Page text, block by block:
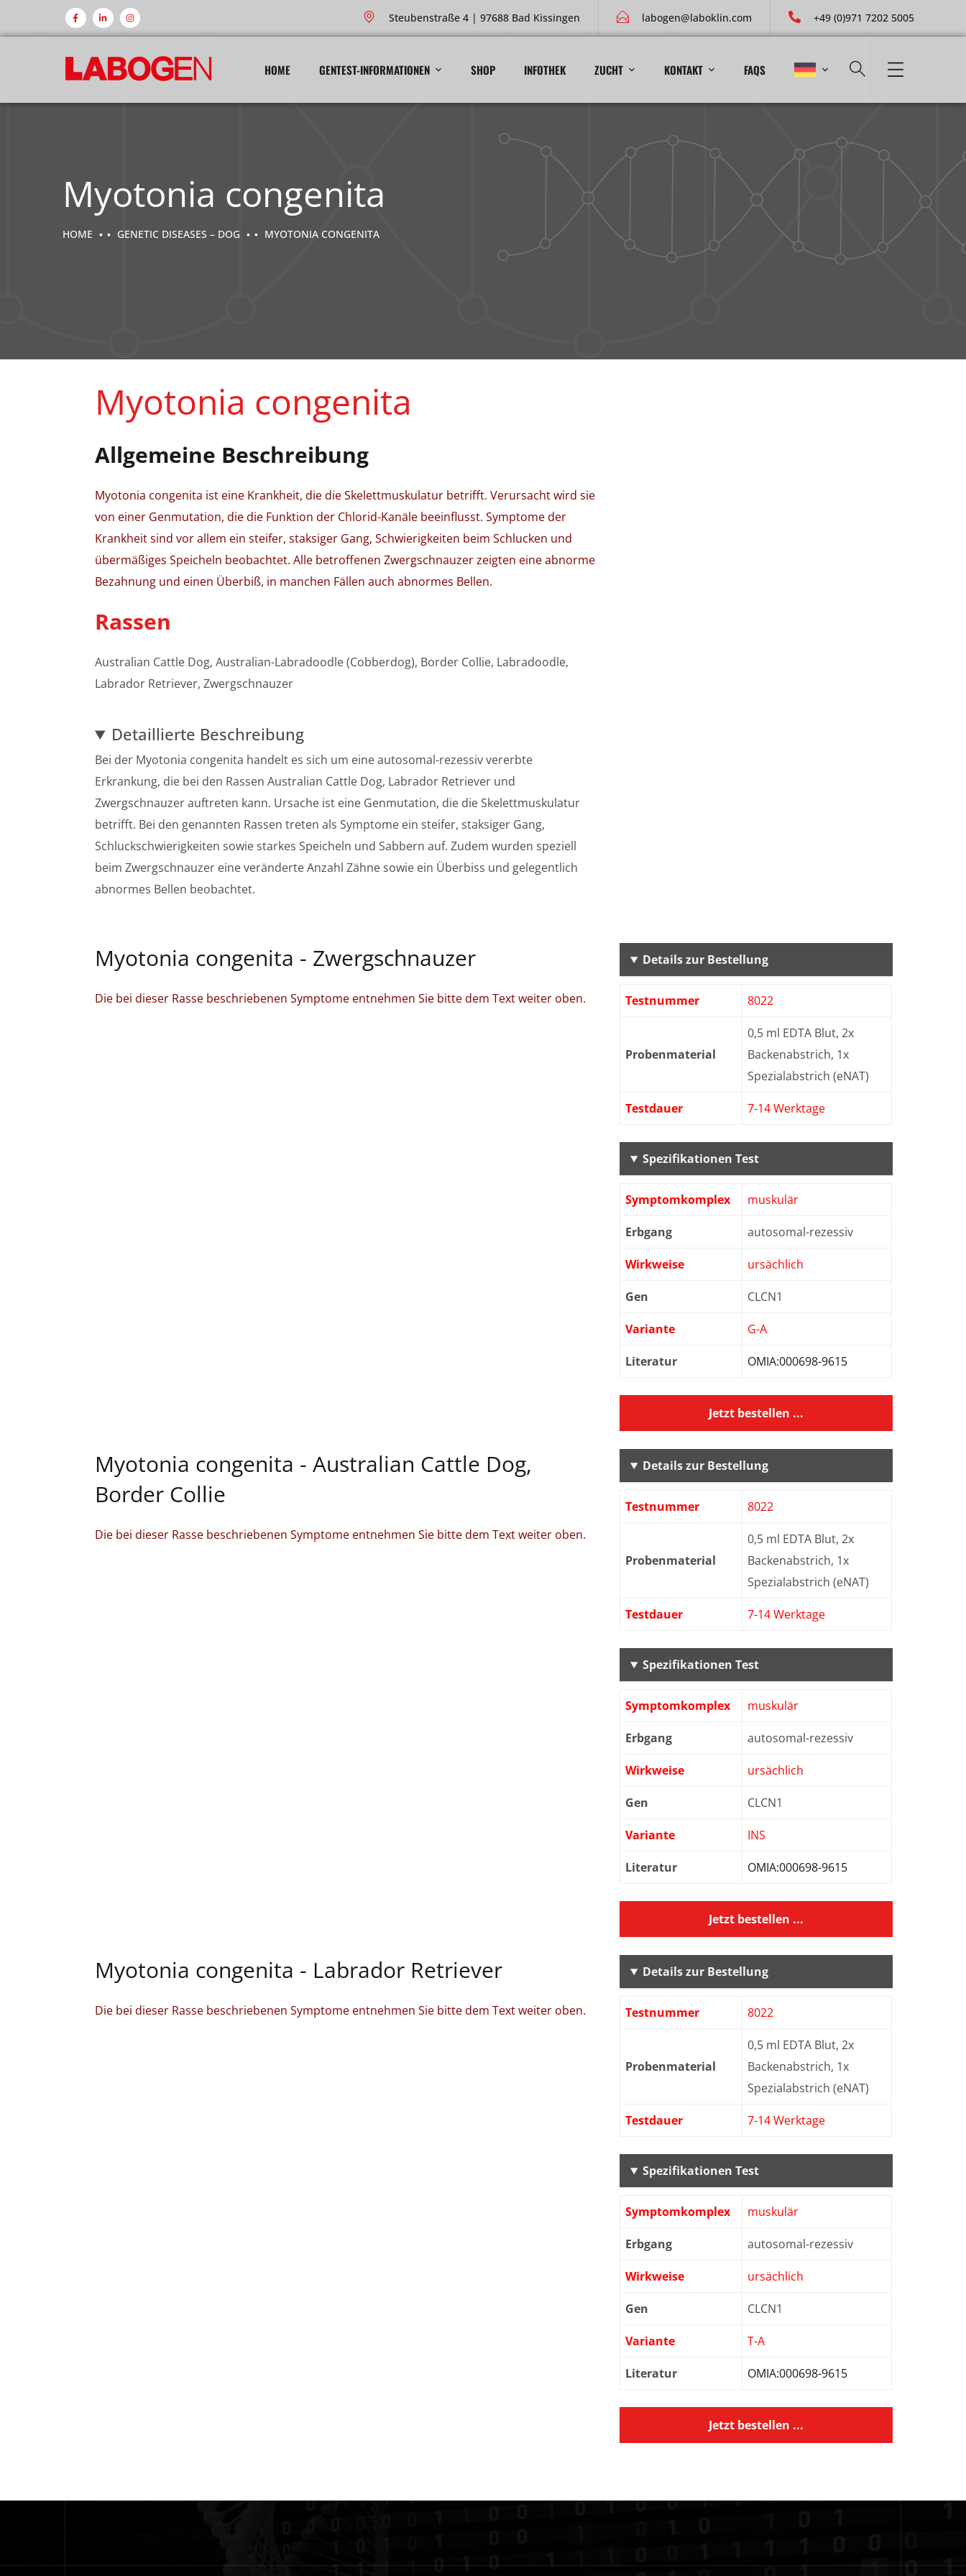
Steubenstraße 4 | 97688 Bad Kissingen labogen@laboklin.com +49 (0)971 7202 5005
HOME GENTEST-INFORMATIONEN SHOP INFOTHEK ZUCHT KONTAKT FAQS
Myotonia congenita
HOME GENETIC DISEASES – DOG MYOTONIA CONGENITA
Myotonia congenita
Allgemeine Beschreibung
Myotonia congenita ist eine Krankheit, die die Skelettmuskulatur betrifft. Verursacht wird sie
von einer Genmutation, die die Funktion der Chlorid-Kanäle beeinflusst. Symptome der
Krankheit sind vor allem ein steifer, staksiger Gang, Schwierigkeiten beim Schlucken und
übermäßiges Speicheln beobachtet. Alle betroffenen Zwergschnauzer zeigten eine abnorme
Bezahnung und einen Überbiß, in manchen Fällen auch abnormes Bellen.
Rassen
Australian Cattle Dog, Australian-Labradoodle (Cobberdog), Border Collie, Labradoodle,
Labrador Retriever, Zwergschnauzer
Detaillierte Beschreibung
Bei der Myotonia congenita handelt es sich um eine autosomal-rezessiv vererbte
Erkrankung, die bei den Rassen Australian Cattle Dog, Labrador Retriever und
Zwergschnauzer auftreten kann. Ursache ist eine Genmutation, die die Skelettmuskulatur
betrifft. Bei den genannten Rassen treten als Symptome ein steifer, staksiger Gang,
Schluckschwierigkeiten sowie starkes Speicheln und Sabbern auf. Zudem wurden speziell
beim Zwergschnauzer eine veränderte Anzahl Zähne sowie ein Überbiss und gelegentlich
abnormes Bellen beobachtet.
Myotonia congenita - Zwergschnauzer
Die bei dieser Rasse beschriebenen Symptome entnehmen Sie bitte dem Text weiter oben.
Details zur Bestellung
Testnummer 8022
Probenmaterial
0,5 ml EDTA Blut, 2x
Backenabstrich, 1x
Spezialabstrich (eNAT)
Testdauer 7-14 Werktage
Spezifikationen Test
Symptomkomplex muskulär
Erbgang autosomal-rezessiv
Wirkweise ursächlich
Gen CLCN1
Variante G-A
Literatur OMIA:000698-9615
Jetzt bestellen ...
Myotonia congenita - Australian Cattle Dog,
Border Collie
Die bei dieser Rasse beschriebenen Symptome entnehmen Sie bitte dem Text weiter oben.
Details zur Bestellung
Testnummer 8022
Probenmaterial
0,5 ml EDTA Blut, 2x
Backenabstrich, 1x
Spezialabstrich (eNAT)
Testdauer 7-14 Werktage
Spezifikationen Test
Symptomkomplex muskulär
Erbgang autosomal-rezessiv
Wirkweise ursächlich
Gen CLCN1
Variante INS
Literatur OMIA:000698-9615
Jetzt bestellen ...
Myotonia congenita - Labrador Retriever
Die bei dieser Rasse beschriebenen Symptome entnehmen Sie bitte dem Text weiter oben.
Details zur Bestellung
Testnummer 8022
Probenmaterial
0,5 ml EDTA Blut, 2x
Backenabstrich, 1x
Spezialabstrich (eNAT)
Testdauer 7-14 Werktage
Spezifikationen Test
Symptomkomplex muskulär
Erbgang autosomal-rezessiv
Wirkweise ursächlich
Gen CLCN1
Variante T-A
Literatur OMIA:000698-9615
Jetzt bestellen ...